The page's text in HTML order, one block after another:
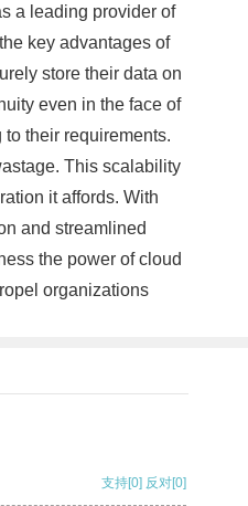
a leading provider of
key advantages of
store their data on
even in the face of
their requirements.
This scalability
it affords. With
and streamlined
the power of cloud
organizations
支持[0] 反对[0]